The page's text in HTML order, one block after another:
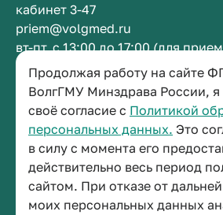
Продолжая работу на сайте
ВолгГМУ Минздрава России,
своё согласие с Политикой
персональных данных. Это
в силу с момента его
действительно весь период
сайтом. При отказе от
моих персональных данных
кабинет 3-47
priem@volgmed.ru
вт-пт, с 13:00 до 17:00 (для
Приемная ректора
+7 (8442) 38-50-05
г. Волгоград, площадь Павших
кабинет 3-11
post@volgmed.ru
пн-пт, с 08.30 до 17.00 (перерыв